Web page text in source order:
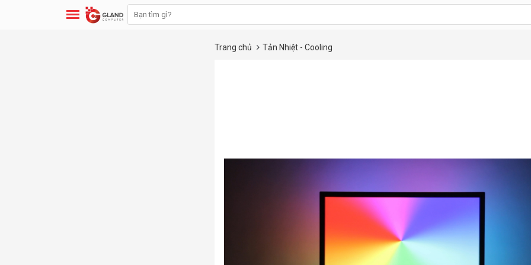
Trang chủ Tản Nhiệt - Cooling